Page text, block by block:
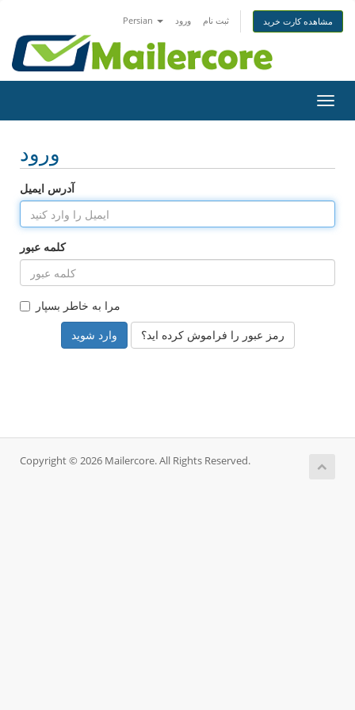
Persian ورود ثبت نام مشاهده کارت خرید
ورود
آدرس ایمیل
کلمه عبور
مرا به خاطر بسپار
رمز عبور را فراموش کرده اید؟
Copyright © 2026 Mailercore. All Rights Reserved.